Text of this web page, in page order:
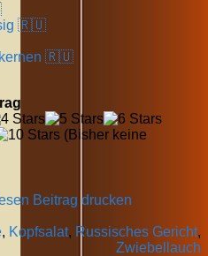
🇷🇺
🇷🇺
(Bisher keine
Beitrag drucken
, Kopfsalat, Russisches Gericht,
Zwiebellauch